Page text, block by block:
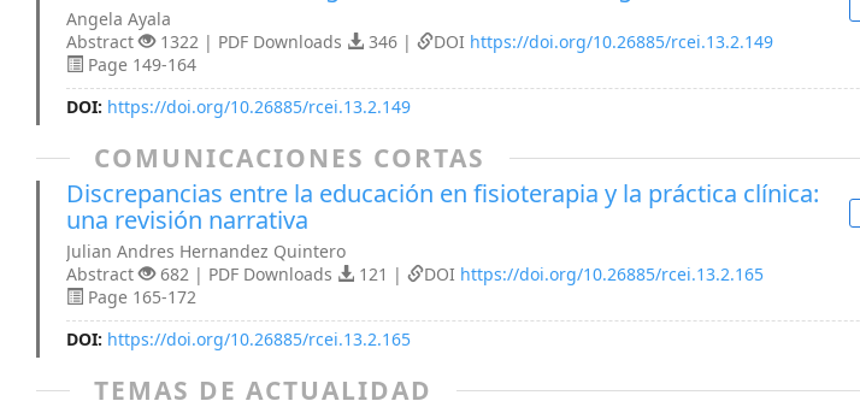
Angela Ayala
Abstract
1322 | PDF Downloads 346 | DOI https://doi.org/10.26885/rcei.13.2.149
Page 149-164
DOI: https://doi.org/10.26885/rcei.13.2.149
COMUNICACIONES CORTAS
Discrepancias entre la educación en fisioterapia y la práctica clínica:
una revisión narrativa
Julian Andres Hernandez Quintero
Abstract
682 | PDF Downloads 121 | DOI https://doi.org/10.26885/rcei.13.2.165
Page 165-172
DOI: https://doi.org/10.26885/rcei.13.2.165
TEMAS DE ACTUALIDAD